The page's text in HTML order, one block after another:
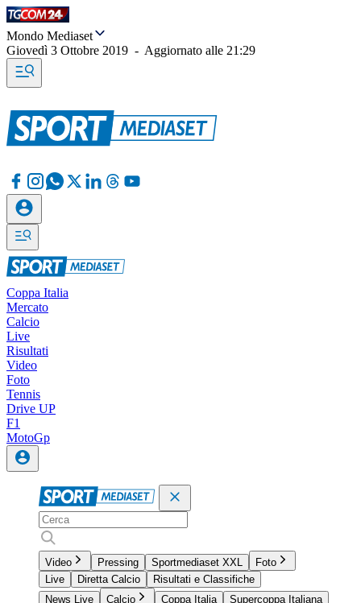
Mondo Mediaset
Giovedì 3 Ottobre 2019 - Aggiornato alle 21:29
Coppa Italia
Mercato
Calcio
Live
Risultati
Video
Foto
Tennis
Drive UP
F1
MotoGp
Video Pressing Sportmediaset XXL
Foto
Live
Diretta Calcio
Risultati e Classifiche
News Live
Calcio Coppa Italia
Supercoppa Italiana